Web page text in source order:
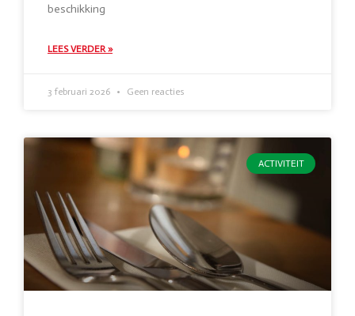
beschikking
LEES VERDER »
3 februari 2026 Geen reacties
ACTIVITEIT